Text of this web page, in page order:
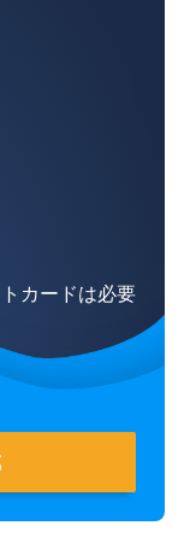
カードは必要